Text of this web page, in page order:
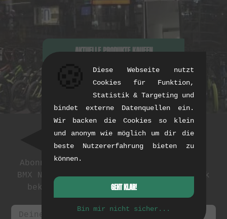
AKTUELLE PRODUKTE KAUFEN
Newsletter
Abonniere unseren Newsletter: Events,
BMX News und exklusive Deals. Als Dank
bekommst du einen5 EUR Gutschein
Diese Webseite nutzt
Cookies für Funktion,
Statistik & Targeting und
bindet externe Datenquellen ein.
Wir backen die Cookies so klein
und anonym wie möglich um dir die
beste Nutzererfahrung bieten zu
können.
GEHT KLAR!
Bin mir nicht sicher...